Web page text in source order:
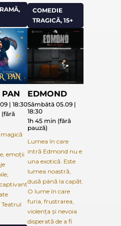
COMEDIE
TRAGICĂ, 15+
PAN
| 18:30
(fără
emoții
Teatrul
EDMOND
Sâmbătă 05.09 |
18:30
1h 45 min (fără
pauză)
Lumea în care
intră Edmond nu e
una exotică. Este
lumea noastră,
dusă până la capăt.
O lume în care
furia, frustrarea,
violența și nevoia
disperată de a fi